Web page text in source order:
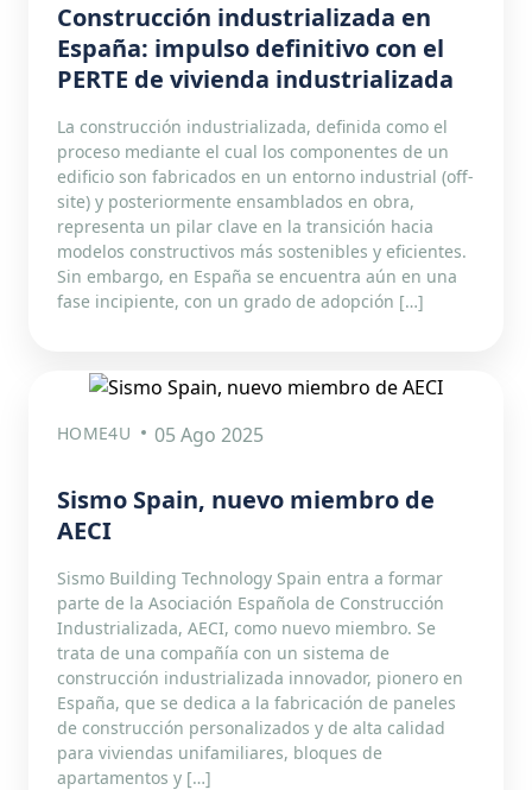
Construcción industrializada en
España: impulso definitivo con el
PERTE de vivienda industrializada
La construcción industrializada, definida como el
proceso mediante el cual los componentes de un
edificio son fabricados en un entorno industrial (off-
site) y posteriormente ensamblados en obra,
representa un pilar clave en la transición hacia
modelos constructivos más sostenibles y eficientes.
Sin embargo, en España se encuentra aún en una
fase incipiente, con un grado de adopción […]
HOME4U 05 Ago 2025
Sismo Spain, nuevo miembro de
AECI
Sismo Building Technology Spain entra a formar
parte de la Asociación Española de Construcción
Industrializada, AECI, como nuevo miembro. Se
trata de una compañía con un sistema de
construcción industrializada innovador, pionero en
España, que se dedica a la fabricación de paneles
de construcción personalizados y de alta calidad
para viviendas unifamiliares, bloques de
apartamentos y […]